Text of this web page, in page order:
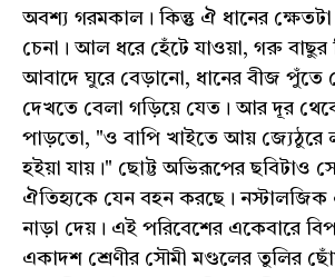
অবশ্য গরমকাল। কিন্তু ঐ ধানের
চেনা। আল ধরে হেঁটে যাওয়া, গরু বাছুর
আবাদে ঘুরে বেড়ানো, ধানের বীজ পুঁতে
দেখতে বেলা গড়িয়ে যেত। আর দূর
পাড়তো, "ও বাপি খাইতে আয় জ্যেঠুরে
হইয়া যায়।" ছোট্ট অভিরূপের ছবিটাও
ঐতিহ্যকে যেন বহন করছে।
নাড়া দেয়। এই পরিবেশের একেবারে
একাদশ শ্রেণীর সৌমী মণ্ডলের তুলির